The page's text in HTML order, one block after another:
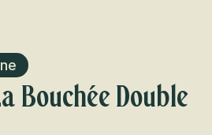
Bouchée Double